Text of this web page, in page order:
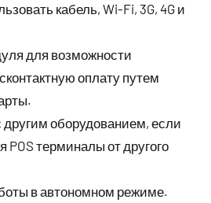
кабель, Wi-Fi, 3G, 4G и
для возможности
оплату путем
оборудованием, если
POS терминалы от другого
в автономном режиме.